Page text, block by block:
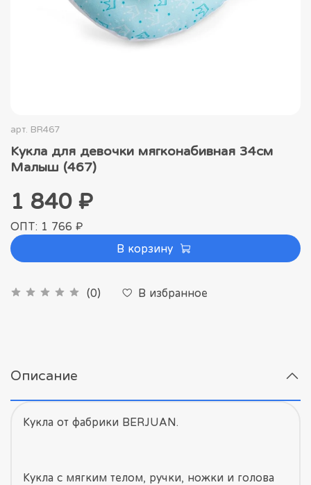
арт. BR467
Кукла для девочки мягконабивная 34см
Малыш (467)
(0) В избранное
1 840 ₽
ОПТ: 1 766 ₽
В корзину
Описание
Кукла от фабрики BERJUAN.
Кукла с мягким телом, ручки, ножки и голова